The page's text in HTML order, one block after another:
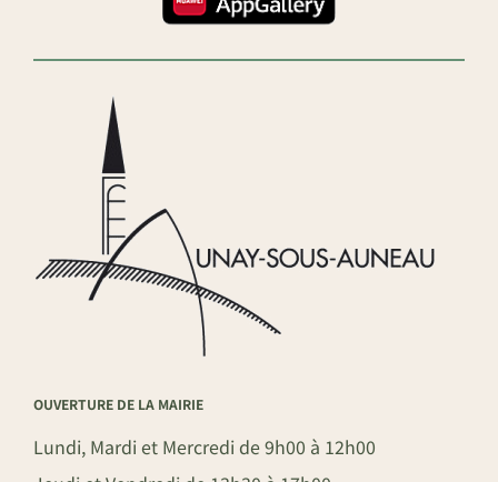
OUVERTURE DE LA MAIRIE
Lundi, Mardi et Mercredi de 9h00 à 12h00